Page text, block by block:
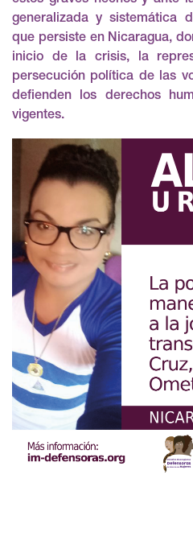
generalizada y sistemática
que persiste en Nicaragua,
inicio de la crisis, la
persecución política de las
defienden los derechos
vigentes.